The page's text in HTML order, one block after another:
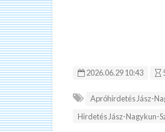
2026.06.29 10:43
Apróhirdetés Jász-
Hirdetés Jász-Nagykun-